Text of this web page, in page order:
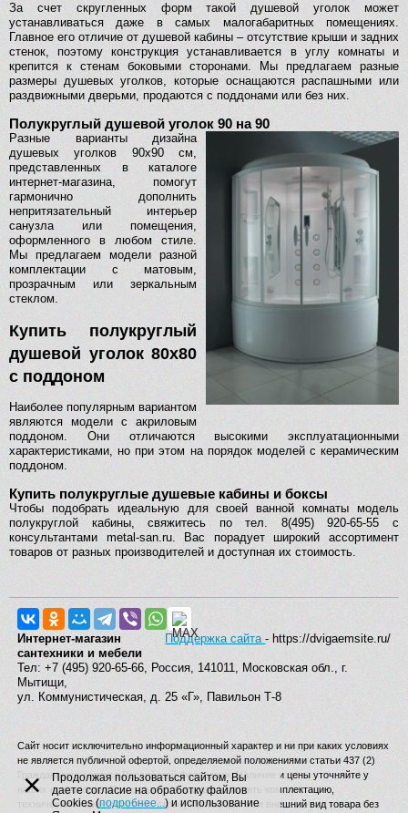
За счет скругленных форм такой душевой уголок может
устанавливаться даже в самых малогабаритных помещениях.
Главное его отличие от душевой кабины – отсутствие крыши и задних
стенок, поэтому конструкция устанавливается в углу комнаты и
крепится к стенам боковыми сторонами. Мы предлагаем разные
размеры душевых уголков, которые оснащаются распашными или
раздвижными дверьми, продаются с поддонами или без них.
Полукруглый душевой уголок 90 на 90
Разные варианты дизайна
душевых уголков 90х90 см,
представленных в каталоге
интернет-магазина, помогут
гармонично дополнить
непритязательный интерьер
санузла или помещения,
оформленного в любом стиле.
Мы предлагаем модели разной
комплектации с матовым,
прозрачным или зеркальным
стеклом.
Купить полукруглый
душевой уголок 80х80
с поддоном
Наиболее популярным вариантом
являются модели с акриловым
поддоном. Они отличаются высокими эксплуатационными
характеристиками, но при этом на порядок моделей с керамическим
поддоном.
Купить полукруглые душевые кабины и боксы
Чтобы подобрать идеальную для своей ванной комнаты модель
полукруглой кабины, свяжитесь по тел. 8(495) 920-65-55 с
консультантами metal-san.ru. Вас порадует широкий ассортимент
товаров от разных производителей и доступная их стоимость.
Поддержка сайта- https://dvigaemsite.ru/
Интернет-магазин
сантехники и мебели
Тел: +7 (495) 920-65-66, Россия, 141011, Московская обл., г.
Мытищи,
ул. Коммунистическая, д. 25 «Г», Павильон Т-8
Сайт носит исключительно информационный характер и ни при каких условиях
не является публичной офертой, определяемой положениями статьи 437 (2)
Гражданского кодекса Российской Федерации. Наличие и цены уточняйте у
наших операторов. Производитель вправе изменять комплектацию,
технические характеристики, страну производства и внешний вид товара без
×
Продолжая пользоваться сайтом, Вы
даете согласие на обработку файлов
Cookies (подробнее...) и использование